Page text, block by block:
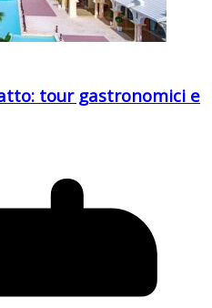
tour gastronomici e